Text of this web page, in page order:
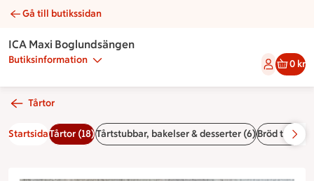
Citronella | Catering ICA Maxi Boglundsängen
Gå till butikssidan
ICA Maxi Boglundsängen
Butiksinformation 0 kr
Tårtor
StartsidaTårtor (18)Tårtstubbar, bakelser & desserter (6)Bröd till fest